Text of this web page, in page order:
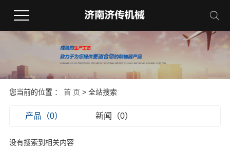
您当前的位置 ： 首 页 > 全站搜索
产品（0） 新闻（0）
没有搜索到相关内容